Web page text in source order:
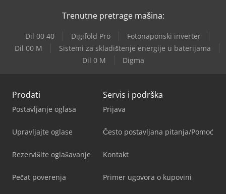
Trenutne pretrage mašina:
Dil 00 40 Digifold Pro
Fotonaponski inverter
Dil 00 M
Sistemi za skladištenje energije u baterijama
Dil 0 M
Digma
Prodati
Postavljanje oglasa
Upravljajte oglase
Rezervišite oglašavanje
Pečat poverenja
Servis i podrška
Prijava
Često postavljana pitanja/Pomoć
Kontakt
Primer ugovora o kupovini